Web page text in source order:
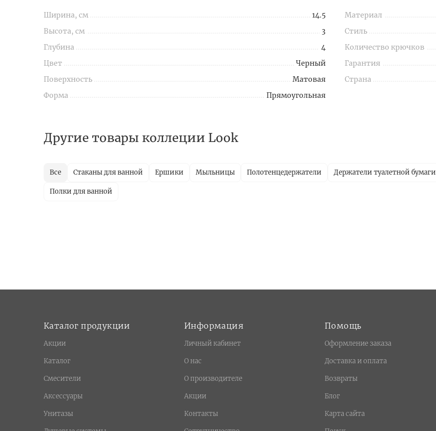
Ширина, см
14.5
Высота, см
3
Глубина
4
Цвет
Черный
Поверхность
Матовая
Форма
Прямоугольная
Материал
Стиль
Количество крючков
Гарантия
Страна
Другие товары коллеции Look
Все Стаканы для ванной Ершики Мыльницы Полотенцедержатели Держатели туалетной бумаги
Полки для ванной
Каталог продукции
Акции
Каталог
Смесители
Аксессуары
Унитазы
Информация
Личный кабинет
О нас
О производителе
Акции
Контакты
Помощь
Оформление заказа
Доставка и оплата
Возвраты
Блог
Карта сайта